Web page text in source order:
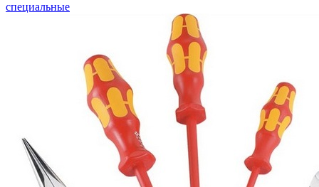
специальные